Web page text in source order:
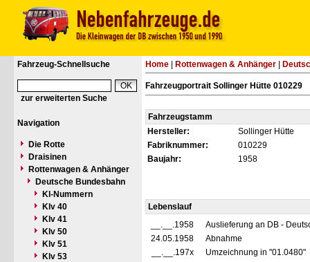
Fahrzeug-Schnellsuche
zur erweiterten Suche
Navigation
Die Rotte
Draisinen
Rottenwagen & Anhänger
Deutsche Bundesbahn
Kl-Nummern
Klv 40
Klv 41
Klv 50
Klv 51
Klv 53
Home Rottenwagen & Anhänger
Fahrzeugportrait Sollinger Hütte 010229
Fahrzeugstamm
Hersteller:
Sollinger Hütte
Fabriknummer:
010229
Baujahr:
1958
Lebenslauf
__.__.1958
Auslieferung an DB -
24.05.1958
Abnahme
__.__.197x
Umzeichnung in "01.0480"